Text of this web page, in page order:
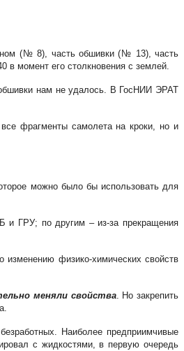
(№ 8), часть обшивки (№ 13), часть
момент его столкновения с землей.
обшивки нам не удалось. В ГосНИИ ЭРАТ
фрагменты самолета на кроки, но и
можно было бы использовать для
и ГРУ; по другим – из-за прекращения
физико-химических свойств
меняли свойства. Но закрепить
Наиболее предприимчивые
с жидкостями, в первую очередь